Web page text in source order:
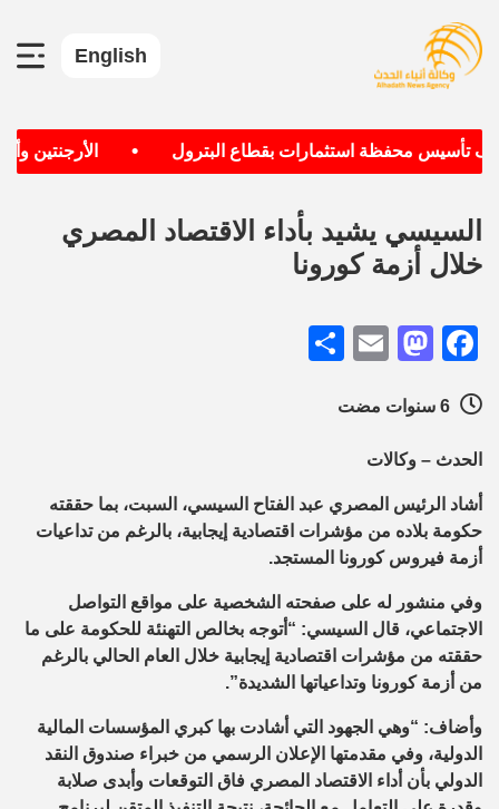
English
تأسيس محفظة استثمارات بقطاع البترول الأرجنتين
السيسي يشيد بأداء الاقتصاد المصري
خلال أزمة كورونا
Facebook
Mastodon
Email
الحدث – وكالات
أشاد الرئيس المصري عبد الفتاح السيسي، السبت، بما حققته
حكومة بلاده من مؤشرات اقتصادية إيجابية، بالرغم من تداعيات
أزمة فيروس كورونا المستجد.
وفي منشور له على صفحته الشخصية على مواقع التواصل
الاجتماعي، قال السيسي: “أتوجه بخالص التهنئة للحكومة على ما
حققته من مؤشرات اقتصادية إيجابية خلال العام الحالي بالرغم
من أزمة كورونا وتداعياتها الشديدة”.
وأضاف: “وهي الجهود التي أشادت بها كبري المؤسسات المالية
الدولية، وفي مقدمتها الإعلان الرسمي من خبراء صندوق النقد
الدولي بأن أداء الاقتصاد المصري فاق التوقعات وأبدى صلابة